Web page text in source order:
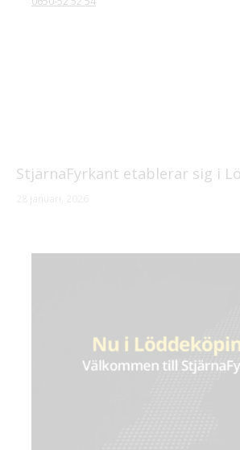
StjärnaFyrkant etablerar sig i